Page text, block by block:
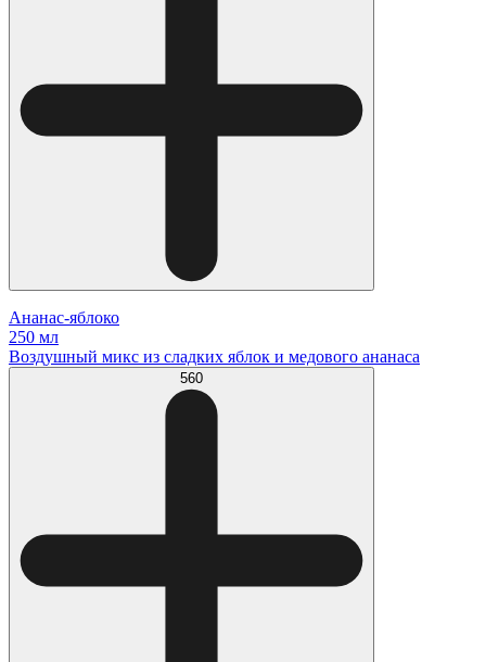
Ананас-яблоко
250 мл
Воздушный микс из сладких яблок и медового ананаса
560